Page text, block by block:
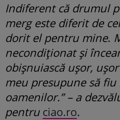
Indiferent că drumul
merg este diferit de
dorit el pentru mine.
necondiționat și
obișnuiască ușor,
meu presupune să
oamenilor.” – a
pentru ciao.ro.